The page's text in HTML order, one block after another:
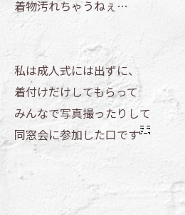
着物汚れちゃうねぇ…
私は成人式には出ずに、
着付けだけしてもらって
みんなで写真撮ったりして
同窓会に参加した口です